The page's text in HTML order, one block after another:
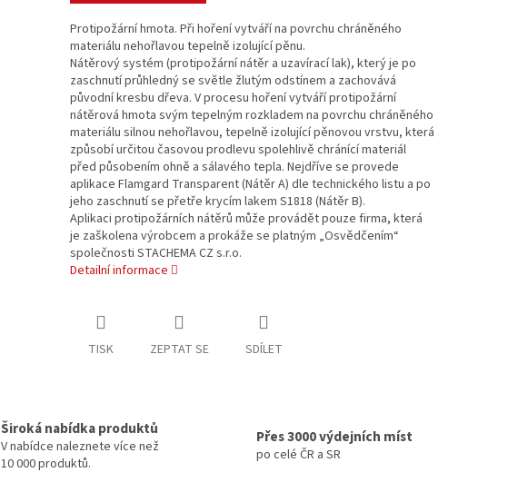
Protipožární hmota. Při hoření vytváří na povrchu chráněného
materiálu nehořlavou tepelně izolující pěnu.
Nátěrový systém (protipožární nátěr a uzavírací lak), který je po
zaschnutí průhledný se světle žlutým odstínem a zachovává
původní kresbu dřeva. V procesu hoření vytváří protipožární
nátěrová hmota svým tepelným rozkladem na povrchu chráněného
materiálu silnou nehořlavou, tepelně izolující pěnovou vrstvu, která
způsobí určitou časovou prodlevu spolehlivě chránící materiál
před působením ohně a sálavého tepla. Nejdříve se provede
aplikace Flamgard Transparent (Nátěr A) dle technického listu a po
jeho zaschnutí se přetře krycím lakem S1818 (Nátěr B).
Aplikaci protipožárních nátěrů může provádět pouze firma, která
je zaškolena výrobcem a prokáže se platným „Osvědčením“
společnosti STACHEMA CZ s.r.o.
Detailní informace
TISK ZEPTAT SE SDÍLET
Široká nabídka produktů
V nabídce naleznete více než
10 000 produktů.
Přes 3000 výdejních míst
po celé ČR a SR